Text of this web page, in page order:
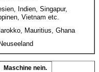
Indien, Singapur,
Vietnam etc.
Mauritius, Ghana
Maschine nein.